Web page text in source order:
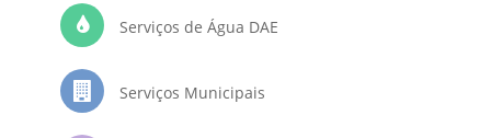
Serviços de Água DAE
Serviços Municipais